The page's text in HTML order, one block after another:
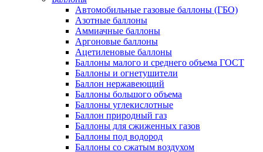
Автомобильные газовые баллоны (ГБО)
Азотные баллоны
Аммиачные баллоны
Аргоновые баллоны
Ацетиленовые баллоны
Баллоны малого и среднего объема ГОСТ
Баллоны и огнетушители
Баллон нержавеющий
Баллоны большого объема
Баллоны углекислотные
Баллон природный газ
Баллоны для сжиженных газов
Баллоны под водород
Баллоны со сжатым воздухом